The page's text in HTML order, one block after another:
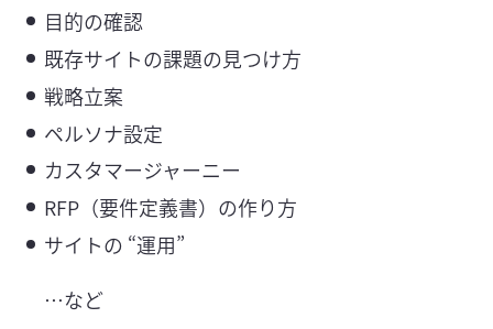
目的の確認
既存サイトの課題の見つけ方
戦略立案
ペルソナ設定
カスタマージャーニー
RFP（要件定義書）の作り方
サイトの “運用”
…など